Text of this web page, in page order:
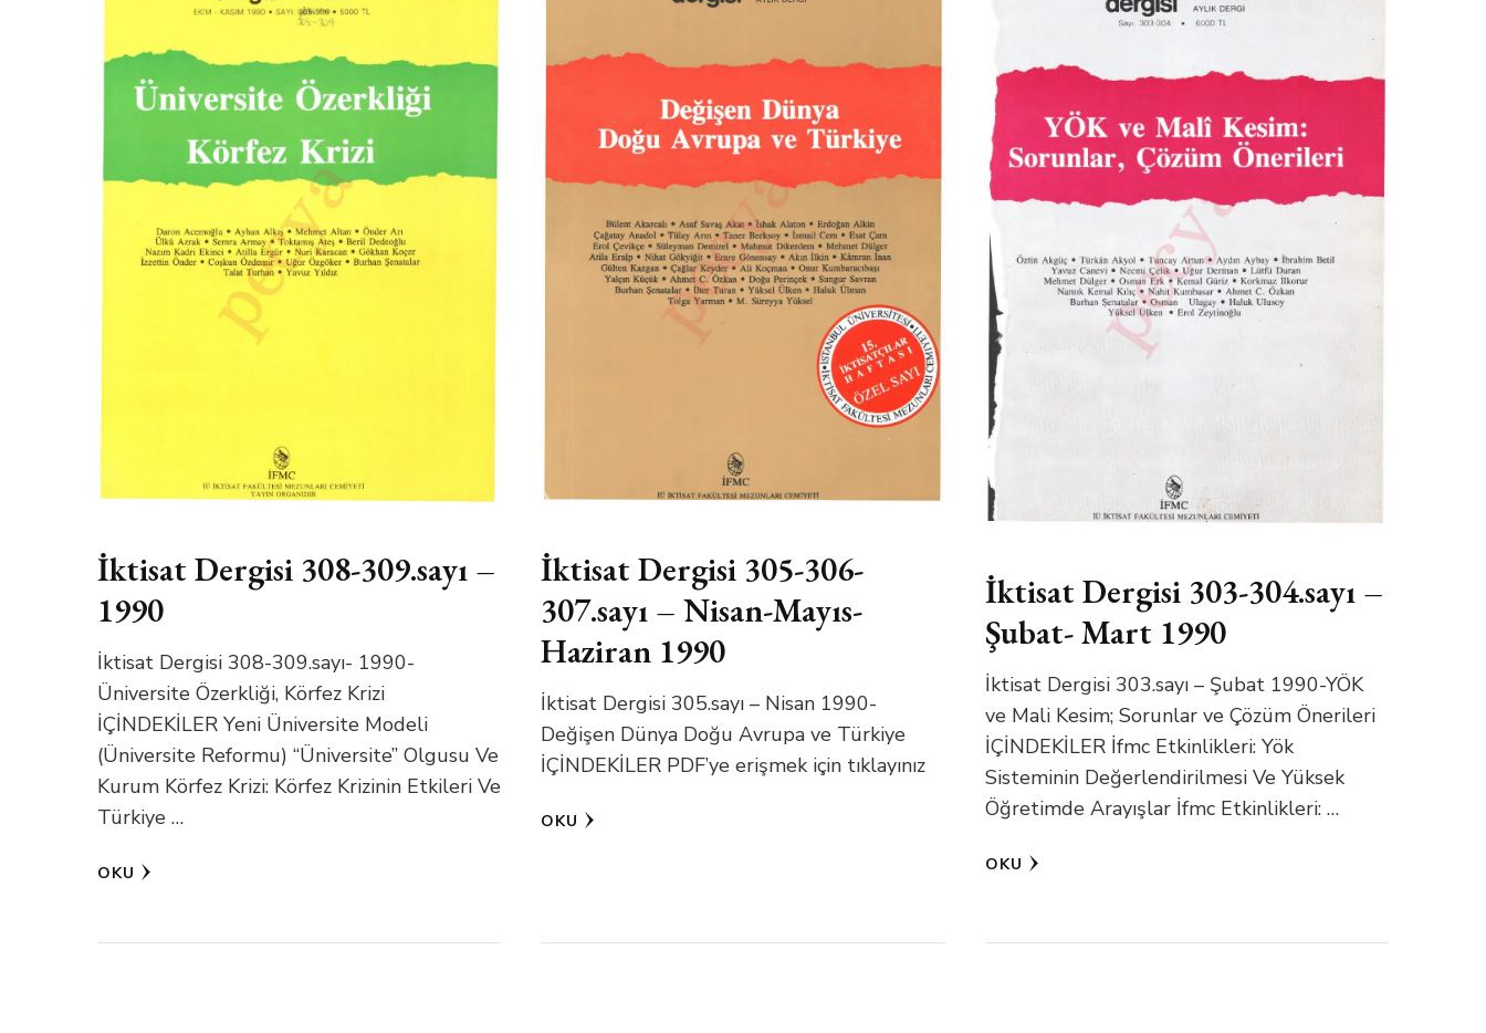
İktisat Dergisi 308-309.sayı –
1990
İktisat Dergisi 308-309.sayı- 1990-
Üniversite Özerkliği, Körfez Krizi
İÇİNDEKİLER Yeni Üniversite Modeli
(Üniversite Reformu) “Üniversite” Olgusu Ve
Kurum Körfez Krizi: Körfez Krizinin Etkileri Ve
Türkiye …
OKU
İktisat Dergisi 305-306-
307.sayı – Nisan-Mayıs-
Haziran 1990
İktisat Dergisi 305.sayı – Nisan 1990-
Değişen Dünya Doğu Avrupa ve Türkiye
İÇİNDEKİLER PDF’ye erişmek için tıklayınız
OKU
İktisat Dergisi 303-304.sayı –
Şubat- Mart 1990
İktisat Dergisi 303.sayı – Şubat 1990-YÖK
ve Mali Kesim; Sorunlar ve Çözüm Önerileri
İÇİNDEKİLER İfmc Etkinlikleri: Yök
Sisteminin Değerlendirilmesi Ve Yüksek
Öğretimde Arayışlar İfmc Etkinlikleri: …
OKU